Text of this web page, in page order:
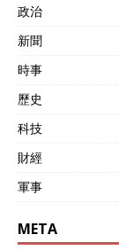
政治
新聞
時事
歷史
科技
財經
軍事
META